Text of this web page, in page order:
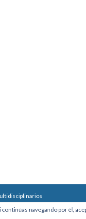
Arce, Edificio Arcadia,
+591 73027636
navegando por él,